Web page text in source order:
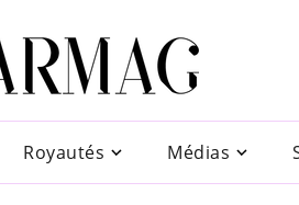
Royautés Médias